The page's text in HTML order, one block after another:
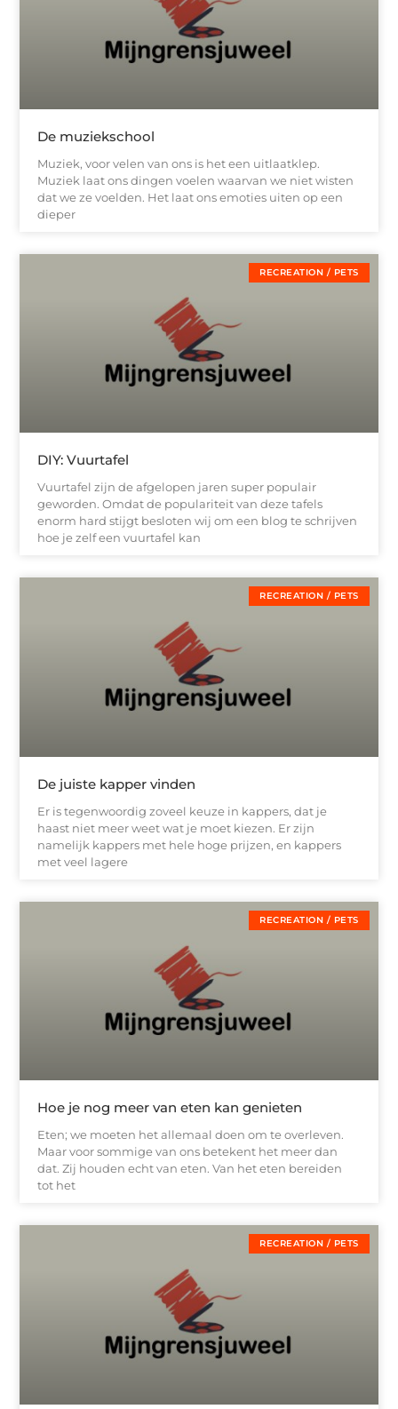
De muziekschool
Muziek, voor velen van ons is het een uitlaatklep.
Muziek laat ons dingen voelen waarvan we niet wisten
dat we ze voelden. Het laat ons emoties uiten op een
dieper
RECREATION / PETS
DIY: Vuurtafel
Vuurtafel zijn de afgelopen jaren super populair
geworden. Omdat de populariteit van deze tafels
enorm hard stijgt besloten wij om een blog te schrijven
hoe je zelf een vuurtafel kan
RECREATION / PETS
De juiste kapper vinden
Er is tegenwoordig zoveel keuze in kappers, dat je
haast niet meer weet wat je moet kiezen. Er zijn
namelijk kappers met hele hoge prijzen, en kappers
met veel lagere
RECREATION / PETS
Hoe je nog meer van eten kan genieten
Eten; we moeten het allemaal doen om te overleven.
Maar voor sommige van ons betekent het meer dan
dat. Zij houden echt van eten. Van het eten bereiden
tot het
RECREATION / PETS